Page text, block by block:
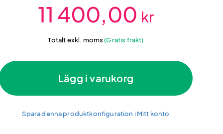
11 400,00 kr
Totalt exkl. moms(Gratis frakt)
Lägg i varukorg
Spara denna produktkonfiguration i Mitt konto